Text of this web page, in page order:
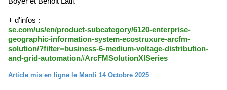
+ d'infos :
se.com/us/en/product-subcategory/6120-enterprise-
geographic-information-system-ecostruxure-arcfm-
solution/?filter=business-6-medium-voltage-distribution-
and-grid-automation#ArcFMSolutionXISeries
Article mis en ligne le Mardi 14 Octobre 2025